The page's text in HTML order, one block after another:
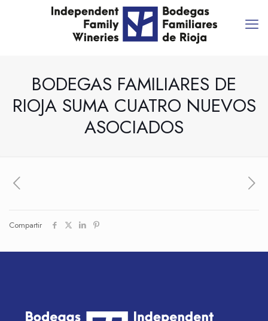
BODEGAS FAMILIARES DE
RIOJA SUMA CUATRO NUEVOS
ASOCIADOS
Compartir